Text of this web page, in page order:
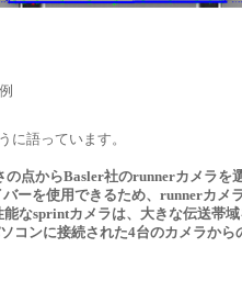
に語っています。
の点からBasler社のrunnerカメラを
ーを使用できるため、runnerカメ
なsprintカメラは、大きな伝送帯
コンに接続された4台のカメラから